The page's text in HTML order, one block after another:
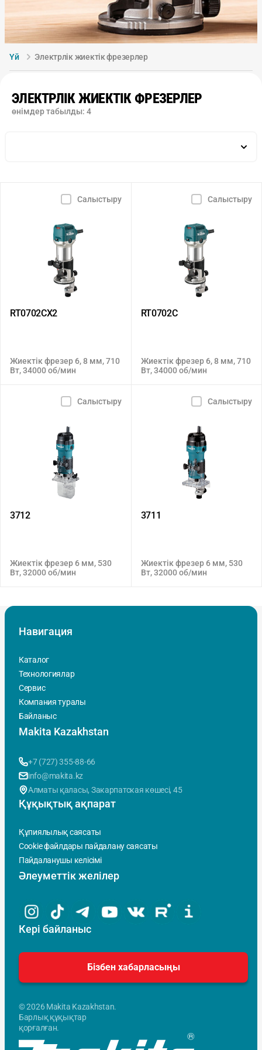
Үй Электрлік жиектік фрезерлер
ЭЛЕКТРЛІК ЖИЕКТІК ФРЕЗЕРЛЕР
өнімдер табылды: 4
Салыстыру
RT0702CX2
Жиектік фрезер 6, 8 мм, 710
Вт, 34000 об/мин
Салыстыру
RT0702C
Жиектік фрезер 6, 8 мм, 710
Вт, 34000 об/мин
Салыстыру
3712
Жиектік фрезер 6 мм, 530
Вт, 32000 об/мин
Салыстыру
3711
Жиектік фрезер 6 мм, 530
Вт, 32000 об/мин
Навигация
Каталог
Технологиялар
Сервис
Компания туралы
Байланыс
Makita Kazakhstan
+7 (727) 355-88-66
info@makita.kz
Алматы қаласы, Закарпатская көшесi, 45
Құқықтық ақпарат
Құпиялылық саясаты
Cookie файлдары пайдалану саясаты
Пайдаланушы келісімі
Әлеуметтік желілер
Кері байланыс
Бізбен хабарласыңы
© 2026 Makita Kazakhstan.
Барлық құқықтар
қорғалған.